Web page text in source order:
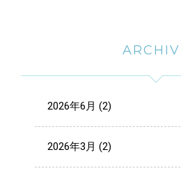
2026年6月 (2)
2026年3月 (2)